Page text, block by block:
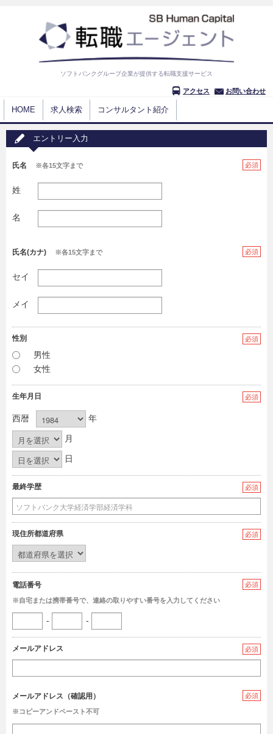
ソフトバンクグループ企業が提供する転職支援サービス
アクセス お問い合わせ
HOME 求人検索 コンサルタント紹介
エントリー入力
氏名 ※各15文字まで 必須
姓
名
氏名(カナ) ※各15文字まで 必須
セイ
メイ
性別 必須
男性
女性
生年月日 必須
西暦 年
月
日
最終学歴 必須
現住所都道府県 必須
電話番号
※自宅または携帯番号で、連絡の取りやすい番号を入力してください
必須
- -
メールアドレス 必須
メールアドレス（確認用）
※コピーアンドペースト不可
必須